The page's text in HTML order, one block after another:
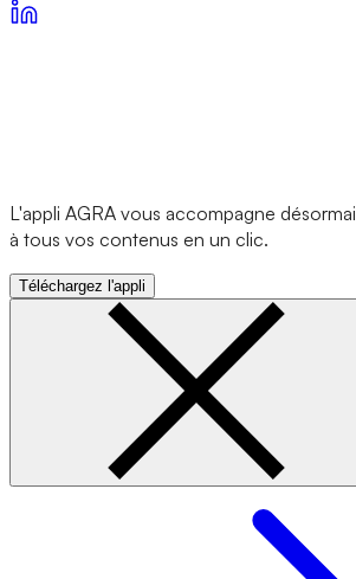
L'appli AGRA vous accompagne
à tous vos contenus en un clic.
Téléchargez l'appli